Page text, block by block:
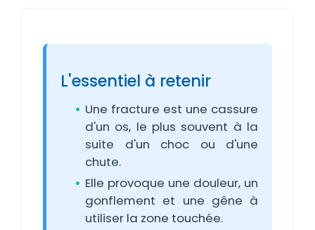
L'essentiel à retenir
Une fracture est une cassure
d'un os, le plus souvent à la
suite d'un choc ou d'une
chute.
Elle provoque une douleur, un
gonflement et une gêne à
utiliser la zone touchée.